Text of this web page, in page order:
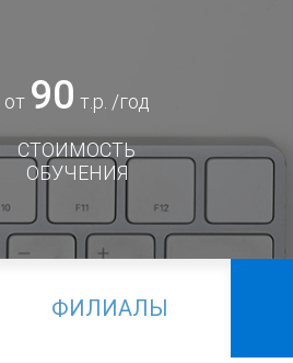
от 90 т.р. /год
СТОИМОСТЬ
ОБУЧЕНИЯ
ФИЛИАЛЫ